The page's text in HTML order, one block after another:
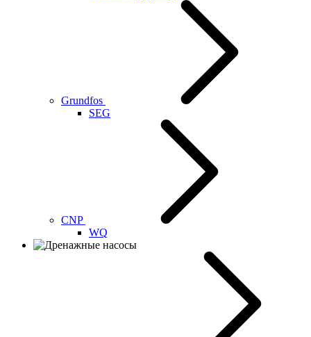
Grundfos
SEG
CNP
WQ